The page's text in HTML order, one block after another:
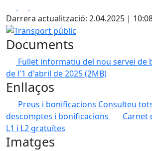
Darrera actualització: 2.04.2025 |
Transport públic
Documents
Fullet informatiu del nou servei de
de l'1 d'abril de 2025(2MB)
Enllaços
Preus i bonificacions Consulteu
descomptes i bonificacions
Carnet
L1 i L2 gratuïtes
Imatges